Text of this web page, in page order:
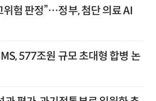
위험 판정”…정부, 첨단 의료 AI
577조원 규모 초대형 합병 논